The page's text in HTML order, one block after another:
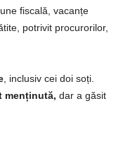
fiscală, vacanțe
potrivit procurorilor,
, inclusiv cei doi soți.
menținută, dar a găsit